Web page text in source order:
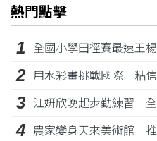
熱門點擊
1 全國小學田徑賽最速王
2 用水彩畫挑戰國際 粘
3 江姸欣晚起步勤練習
4 農家變身天來美術館